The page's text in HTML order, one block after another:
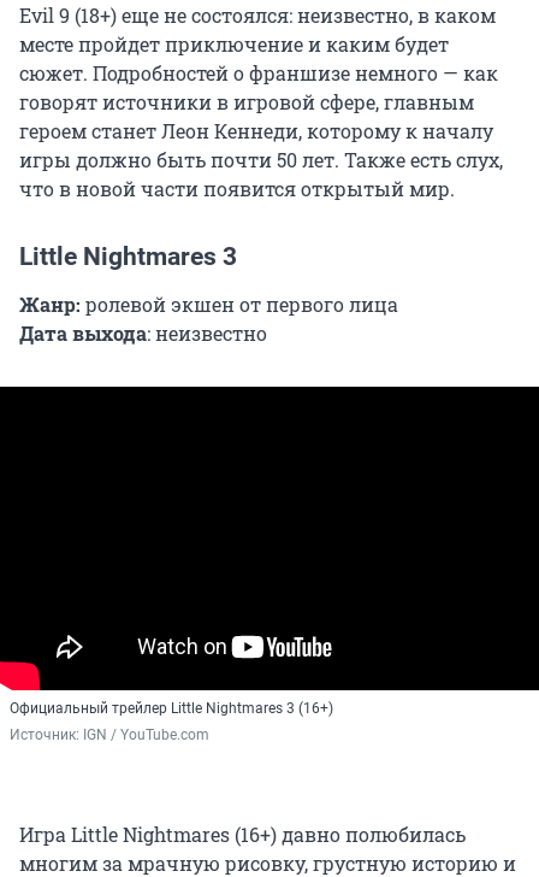
Evil 9 (18+) еще не состоялся: неизвестно, в каком
месте пройдет приключение и каким будет
сюжет. Подробностей о франшизе немного — как
говорят источники в игровой сфере, главным
героем станет Леон Кеннеди, которому к началу
игры должно быть почти 50 лет. Также есть слух,
что в новой части появится открытый мир.
Little Nightmares 3
Жанр: ролевой экшен от первого лица
Дата выхода: неизвестно
Официальный трейлер Little Nightmares 3 (16+)
Источник: IGN / YouTube.com
Игра Little Nightmares (16+) давно полюбилась
многим за мрачную рисовку, грустную историю и